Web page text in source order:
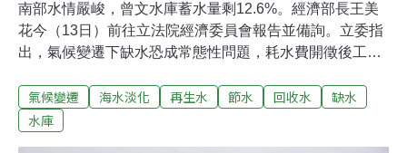
南部水情嚴峻，曾文水庫蓄水量剩12.6%。經濟部長王美
花今（13日）前往立法院經濟委員會報告並備詢。立委指
出，氣候變遷下缺水恐成常態性問題，耗水費開徵後工業
水責任。王美花表示，針對台水與北水的收費標準落差，
會在兩個月內提出檢討報告，至於耗水費今年甫開徵，將
氣候變遷 海水淡化 再生水 節水 回收水
缺水
水庫